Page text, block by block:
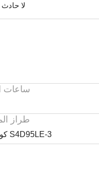
لا حادث
ساعات
طراز
كوماتسو S4D95LE-3